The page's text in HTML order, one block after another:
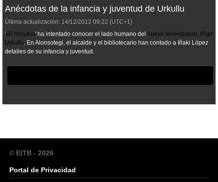
Anécdotas de la infancia y juventud de Urkullu
Última actualización: 14/12/2012 09:22 (UTC+1)
'60 minutos' ha intentado conocer el lado humano del nuevo lehendakari, Iñigo
Urkullu . En Alonsotegi, el alcalde y el bibliotecario han contado a Iñaki López
detalles de su infancia y juventud.
© EITB - 2026
Portal de Privacidad